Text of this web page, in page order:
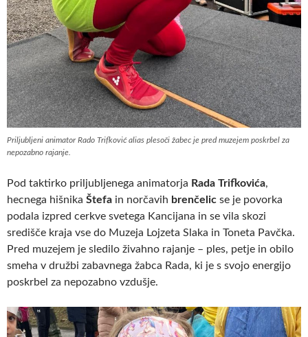
Priljubljeni animator Rado Trifković alias plesoči žabec je pred muzejem poskrbel za
nepozabno rajanje.
Pod taktirko priljubljenega animatorja Rada Trifkovića,
hecnega hišnika Štefa in norčavih brenčelic se je povorka
podala izpred cerkve svetega Kancijana in se vila skozi
središče kraja vse do Muzeja Lojzeta Slaka in Toneta Pavčka.
Pred muzejem je sledilo živahno rajanje – ples, petje in obilo
smeha v družbi zabavnega žabca Rada, ki je s svojo energijo
poskrbel za nepozabno vzdušje.